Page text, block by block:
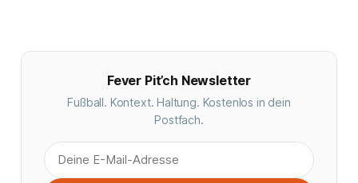
Fever Pit’ch Newsletter
Fußball. Kontext. Haltung. Kostenlos in dein
Postfach.